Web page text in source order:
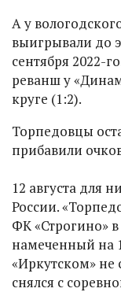
А у
выигрывали до
сентября 2022-
реванш у
круге (1:2).
Торпедовцы
прибавили
12 августа для
России.
ФК «Строгино»
намеченный на
«Иркутском» не
снялся с